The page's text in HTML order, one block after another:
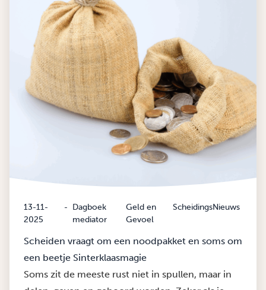
13-11-
2025
- Dagboek
mediator
Geld en
Gevoel
ScheidingsNieuws
Scheiden vraagt om een noodpakket en soms om
een beetje Sinterklaasmagie
Soms zit de meeste rust niet in spullen, maar in